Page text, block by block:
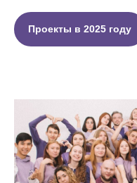
Проекты в 2025 году